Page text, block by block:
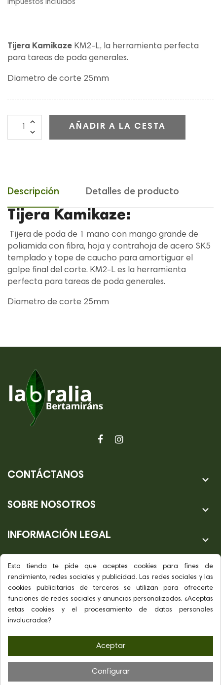
Impuestos incluidos
Tijera Kamikaze KM2-L, la herramienta perfecta
para tareas de poda generales.
Diametro de corte 25mm
AÑADIR A LA CESTA
Descripción Detalles de producto
Tijera Kamikaze:
Tijera de poda de 1 mano con mango grande de
poliamida con fibra, hoja y contrahoja de acero SK5
templado y tope de caucho para amortiguar el
golpe final del corte. KM2-L es la herramienta
perfecta para tareas de poda generales.
Diametro de corte 25mm
CONTÁCTANOS 
SOBRE NOSOTROS 
INFORMACIÓN LEGAL 
Hostisoft
Esta tienda te pide que aceptes cookies para fines de
rendimiento, redes sociales y publicidad. Las redes sociales y las
cookies publicitarias de terceros se utilizan para ofrecerte
funciones de redes sociales y anuncios personalizados. ¿Aceptas
estas cookies y el procesamiento de datos personales
involucrados?
Aceptar
Configurar